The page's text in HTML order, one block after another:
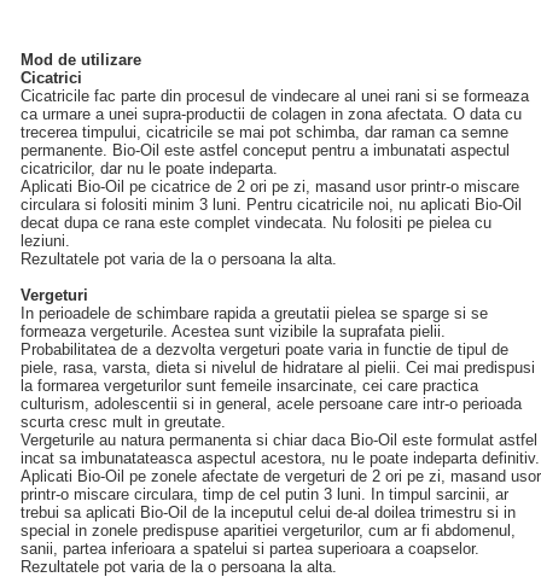
Mod de utilizare
Cicatrici
Cicatricile fac parte din procesul de vindecare al unei rani si se formeaza
ca urmare a unei supra-productii de colagen in zona afectata. O data cu
trecerea timpului, cicatricile se mai pot schimba, dar raman ca semne
permanente. Bio‑Oil este astfel conceput pentru a imbunatati aspectul
cicatricilor, dar nu le poate indeparta.
Aplicati Bio‑Oil pe cicatrice de 2 ori pe zi, masand usor printr-o miscare
circulara si folositi minim 3 luni. Pentru cicatricile noi, nu aplicati Bio‑Oil
decat dupa ce rana este complet vindecata. Nu folositi pe pielea cu
leziuni.
Rezultatele pot varia de la o persoana la alta.
Vergeturi
In perioadele de schimbare rapida a greutatii pielea se sparge si se
formeaza vergeturile. Acestea sunt vizibile la suprafata pielii.
Probabilitatea de a dezvolta vergeturi poate varia in functie de tipul de
piele, rasa, varsta, dieta si nivelul de hidratare al pielii. Cei mai predispusi
la formarea vergeturilor sunt femeile insarcinate, cei care practica
culturism, adolescentii si in general, acele persoane care intr-o perioada
scurta cresc mult in greutate.
Vergeturile au natura permanenta si chiar daca Bio‑Oil este formulat astfel
incat sa imbunatateasca aspectul acestora, nu le poate indeparta definitiv.
Aplicati Bio‑Oil pe zonele afectate de vergeturi de 2 ori pe zi, masand usor
printr-o miscare circulara, timp de cel putin 3 luni. In timpul sarcinii, ar
trebui sa aplicati Bio‑Oil de la inceputul celui de-al doilea trimestru si in
special in zonele predispuse aparitiei vergeturilor, cum ar fi abdomenul,
sanii, partea inferioara a spatelui si partea superioara a coapselor.
Rezultatele pot varia de la o persoana la alta.